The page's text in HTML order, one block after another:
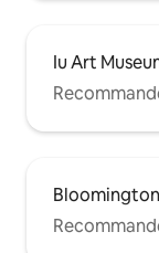
Iu Art